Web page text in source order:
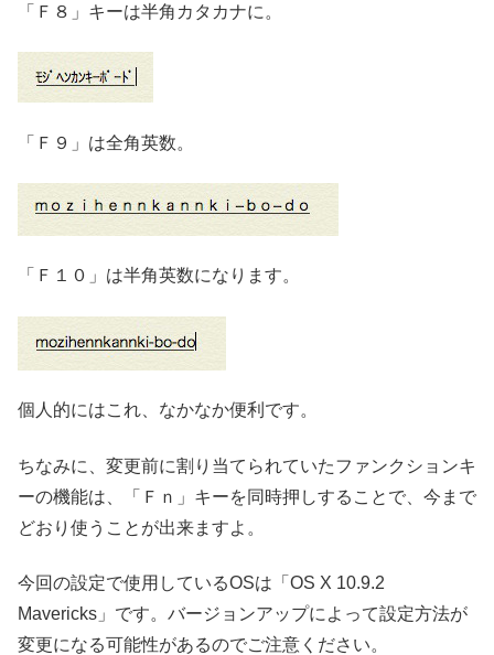
「Ｆ８」キーは半角カタカナに。
「Ｆ９」は全角英数。
「Ｆ１０」は半角英数になります。
個人的にはこれ、なかなか便利です。
ちなみに、変更前に割り当てられていたファンクションキ
ーの機能は、「Ｆｎ」キーを同時押しすることで、今まで
どおり使うことが出来ますよ。
今回の設定で使用しているOSは「OS X 10.9.2
Mavericks」です。バージョンアップによって設定方法が
変更になる可能性があるのでご注意ください。